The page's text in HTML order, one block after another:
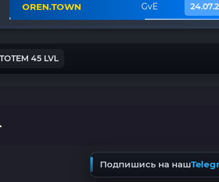
OREN.TOWN GvE
45 LVL
Подпишись на наш